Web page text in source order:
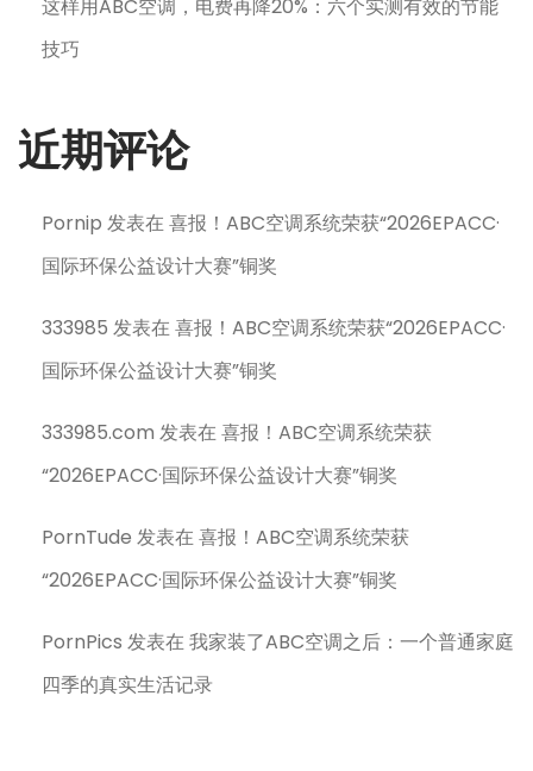
这样用ABC空调，电费再降20%：六个实测有效的节能
技巧
近期评论
Pornip 发表在喜报！ABC空调系统荣获“2026EPACC·
国际环保公益设计大赛”铜奖
333985 发表在喜报！ABC空调系统荣获“2026EPACC·
国际环保公益设计大赛”铜奖
333985.com 发表在喜报！ABC空调系统荣获
“2026EPACC·国际环保公益设计大赛”铜奖
PornTude 发表在喜报！ABC空调系统荣获
“2026EPACC·国际环保公益设计大赛”铜奖
PornPics 发表在我家装了ABC空调之后：一个普通家庭
四季的真实生活记录